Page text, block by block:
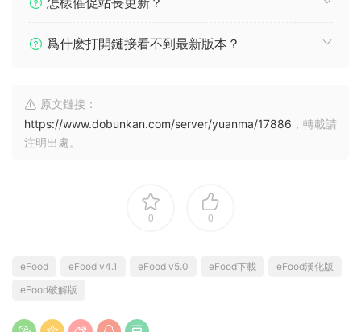
爲什麽打開鏈接看不到最新版本？
原文鏈接：
https://www.dobunkan.com/server/yuanma/17886 ，轉載請
注明出處。
0 0
eFood eFood v4.1 eFood v5.0 eFood下載
eFood漢化版
eFood破解版